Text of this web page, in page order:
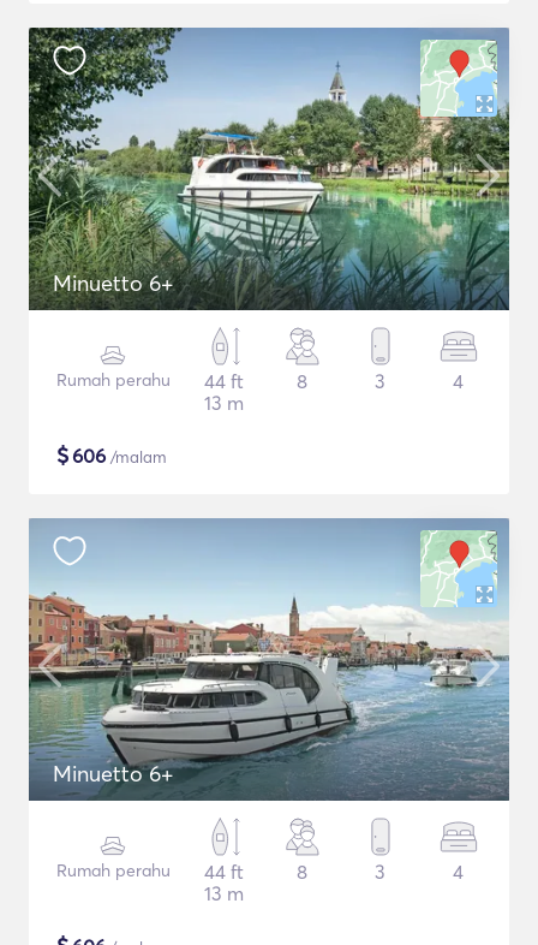
Minuetto 6+
Rumah perahu
44 ft
13 m
8 3 4
$606 /malam
Minuetto 6+
Rumah perahu
44 ft
13 m
8 3 4